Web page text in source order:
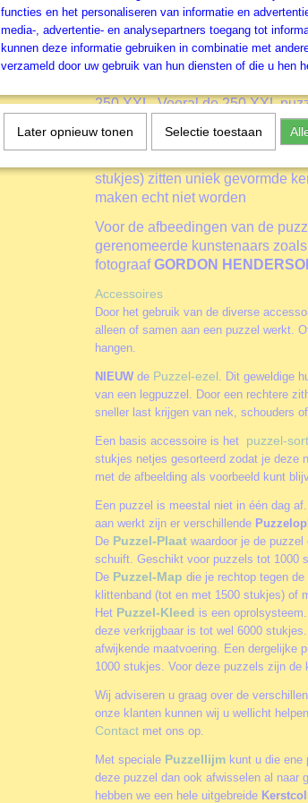
leuk puzzelen. Het tweede
vallen in het segmentNostalgie.
Een warme tijd, een tijd van er
De verhalen van vroeger komen
250 XXL. Vooral de 250 XXL
ouderen onder ons. Met deze
gepuzzeld. Elk jaar brengt HOP
.
stukjes) zitten uniek gevormde
maken echt niet worden
Voor de afbeedingen van de
gerenomeerde kunstenaars
fotograafGORDON
Accessoires
Door het gebruik van de diverse
alleen of samen aan een puzzel werkt.
hangen.
NIEUW de Puzzel-ezel. Dit geweldige
van een legpuzzel. Door een rechtere
sneller last krijgen van nek, schouders
Een basis accessoire is het puzzel-
stukjes netjes gesorteerd zodat je deze
met de afbeelding als voorbeeld kunt
Een puzzel is meestal niet in één dag
aan werkt zijn er verschillende
De Puzzel-Plaat waardoor je de
schuift. Geschikt voor puzzels tot 1000
De Puzzel-Map die je rechtop tegen
klittenband (tot en met 1500 stukjes) of
Het Puzzel-Kleed is een
deze verkrijgbaar is tot wel 6000
afwijkende maatvoering. Een dergelijke
1000 stukjes. Voor deze puzzels zijn
Wij adviseren u graag over de
onze klanten kunnen wij u wellicht
Contact met ons op.
Met speciale Puzzellijm kunt u die ene
deze puzzel dan ook afwisselen al naar
hebben we een hele uitgebreide
functies en het personaliseren van informatie en
media-, advertentie- en analysepartners toegang tot
kunnen deze informatie gebruiken in combinatie met
verzameld door uw gebruik van hun diensten of die u hen
Later opnieuw tonen Selectie toestaan